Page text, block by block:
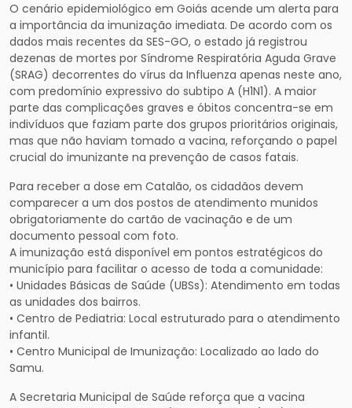
O cenário epidemiológico em Goiás acende um alerta para
a importância da imunização imediata. De acordo com os
dados mais recentes da SES-GO, o estado já registrou
dezenas de mortes por Síndrome Respiratória Aguda Grave
(SRAG) decorrentes do vírus da Influenza apenas neste ano,
com predomínio expressivo do subtipo A (H1N1). A maior
parte das complicações graves e óbitos concentra-se em
indivíduos que faziam parte dos grupos prioritários originais,
mas que não haviam tomado a vacina, reforçando o papel
crucial do imunizante na prevenção de casos fatais.
Para receber a dose em Catalão, os cidadãos devem
comparecer a um dos postos de atendimento munidos
obrigatoriamente do cartão de vacinação e de um
documento pessoal com foto.
A imunização está disponível em pontos estratégicos do
município para facilitar o acesso de toda a comunidade:
• Unidades Básicas de Saúde (UBSs): Atendimento em todas
as unidades dos bairros.
• Centro de Pediatria: Local estruturado para o atendimento
infantil.
• Centro Municipal de Imunização: Localizado ao lado do
Samu.
A Secretaria Municipal de Saúde reforça que a vacina